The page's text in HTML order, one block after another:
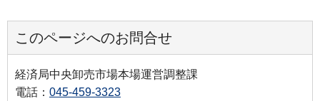
このページへのお問合せ
経済局中央卸売市場本場運営調整課
電話： 045-459-3323